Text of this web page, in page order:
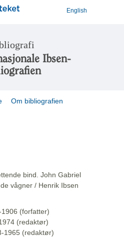
English
Ibsen-
Om bibliografien
bind. John Gabriel
vågner / Henrik Ibsen
(forfatter)
(redaktør)
1965 (redaktør)